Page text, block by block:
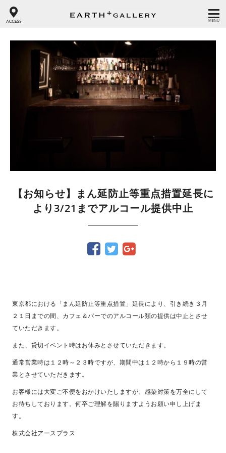
MENU
【お知らせ】まん延防止等重点措置延長に
より3/21までアルコール提供中止
東京都における「まん延防止等重点措置」延長により、引き続き３月
２１日までの間、カフェ＆バーでのアルコール類の提供は中止とさせ
ていただきます。
また、貸切イベント時はお休みとさせていただきます。
通常営業時は１２時～２３時ですが、期間中は１２時から１９時の営
業とさせていただきます。
お客様には大変ご不便をおかけいたしますが、感染対策を万全にして
お待ちしております。何卒ご理解を賜りますようお願い申し上げま
す。
株式会社アースプラス